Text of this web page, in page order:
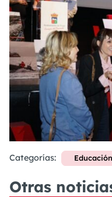
Categorías: Educación
Otras